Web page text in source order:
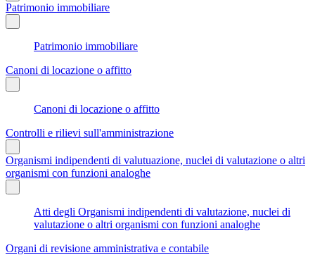
Patrimonio immobiliare
Patrimonio immobiliare
Canoni di locazione o affitto
Canoni di locazione o affitto
Controlli e rilievi sull'amministrazione
Organismi indipendenti di valutuazione, nuclei di valutazione o altri
organismi con funzioni analoghe
Atti degli Organismi indipendenti di valutazione, nuclei di
valutazione o altri organismi con funzioni analoghe
Organi di revisione amministrativa e contabile